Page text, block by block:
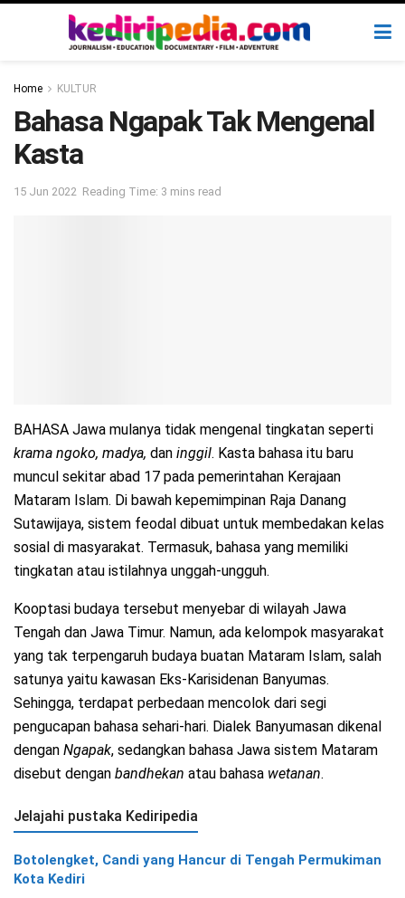
Home KULTUR
Bahasa Ngapak Tak Mengenal
Kasta
15 Jun 2022 Reading Time: 3 mins read
BAHASA Jawa mulanya tidak mengenal tingkatan seperti
krama ngoko, madya, dan inggil. Kasta bahasa itu baru
muncul sekitar abad 17 pada pemerintahan Kerajaan
Mataram Islam. Di bawah kepemimpinan Raja Danang
Sutawijaya, sistem feodal dibuat untuk membedakan kelas
sosial di masyarakat. Termasuk, bahasa yang memiliki
tingkatan atau istilahnya unggah-ungguh.
Kooptasi budaya tersebut menyebar di wilayah Jawa
Tengah dan Jawa Timur. Namun, ada kelompok masyarakat
yang tak terpengaruh budaya buatan Mataram Islam, salah
satunya yaitu kawasan Eks-Karisidenan Banyumas.
Sehingga, terdapat perbedaan mencolok dari segi
pengucapan bahasa sehari-hari. Dialek Banyumasan dikenal
dengan Ngapak, sedangkan bahasa Jawa sistem Mataram
disebut dengan bandhekan atau bahasa wetanan.
Jelajahi pustaka Kediripedia
Botolengket, Candi yang Hancur di Tengah Permukiman
Kota Kediri